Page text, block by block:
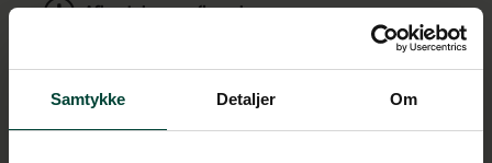
Samtykke Detaljer Om
Afhentning og aflevering
Førere